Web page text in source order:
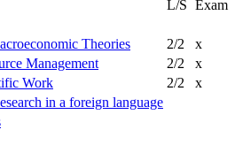
L/S Exam
Theories 2/2
x
Management 2/2
x
Work 2/2
x
in a foreign language